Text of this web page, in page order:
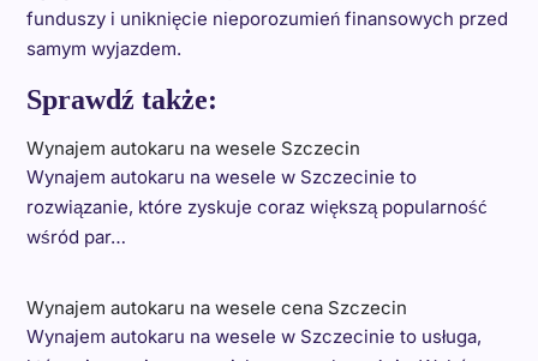
funduszy i uniknięcie nieporozumień finansowych przed
samym wyjazdem.
Sprawdź także:
Wynajem autokaru na wesele Szczecin
Wynajem autokaru na wesele w Szczecinie to
rozwiązanie, które zyskuje coraz większą popularność
wśród par…
Wynajem autokaru na wesele cena Szczecin
Wynajem autokaru na wesele w Szczecinie to usługa,